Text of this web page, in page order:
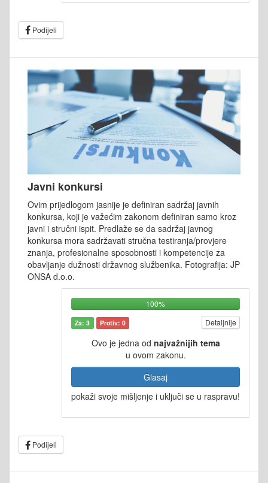
Podijeli
Javni konkursi
Ovim prijedlogom jasnije je definiran sadržaj javnih
konkursa, koji je važećim zakonom definiran samo kroz
javni i stručni ispit. Predlaže se da sadržaj javnog
konkursa mora sadržavati stručna testiranja/provjere
znanja, profesionalne sposobnosti i kompetencije za
obavljanje dužnosti državnog službenika. Fotografija: JP
ONSA d.o.o.
100%
Za: 3 Protiv: 0 Detaljnije
Ovo je jedna od najvažnijih tema
u ovom zakonu.
Glasaj
pokaži svoje mišljenje i uključi se u raspravu!
Podijeli